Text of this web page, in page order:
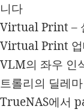
니다
Virtual Print –
Virtual Print 업
VLM의 좌우 인
트롤리의 딜레
TrueNAS에서